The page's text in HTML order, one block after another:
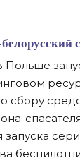
Польше
сбору
запуска